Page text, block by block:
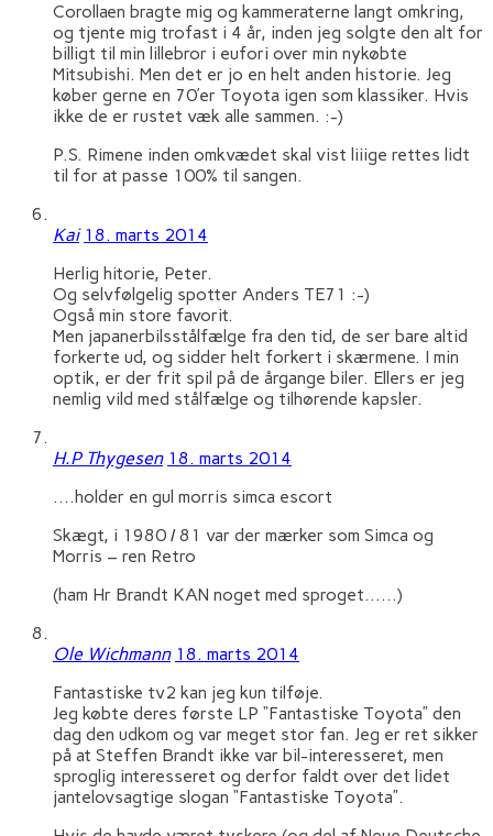
Corollaen bragte mig og kammeraterne langt omkring,
og tjente mig trofast i 4 år, inden jeg solgte den alt for
billigt til min lillebror i eufori over min nykøbte
Mitsubishi. Men det er jo en helt anden historie. Jeg
køber gerne en 70’er Toyota igen som klassiker. Hvis
ikke de er rustet væk alle sammen. :-)
P.S. Rimene inden omkvædet skal vist liiige rettes lidt
til for at passe 100% til sangen.
Kai 18. marts 2014
Herlig hitorie, Peter.
Og selvfølgelig spotter Anders TE71 :-)
Også min store favorit.
Men japanerbilsstålfælge fra den tid, de ser bare altid
forkerte ud, og sidder helt forkert i skærmene. I min
optik, er der frit spil på de årgange biler. Ellers er jeg
nemlig vild med stålfælge og tilhørende kapsler.
H.P Thygesen 18. marts 2014
….holder en gul morris simca escort
Skægt, i 1980 / 81 var der mærker som Simca og
Morris – ren Retro
(ham Hr Brandt KAN noget med sproget……)
Ole Wichmann 18. marts 2014
Fantastiske tv2 kan jeg kun tilføje.
Jeg købte deres første LP “Fantastiske Toyota” den
dag den udkom og var meget stor fan. Jeg er ret sikker
på at Steffen Brandt ikke var bil-interesseret, men
sproglig interesseret og derfor faldt over det lidet
jantelovsagtige slogan “Fantastiske Toyota”.